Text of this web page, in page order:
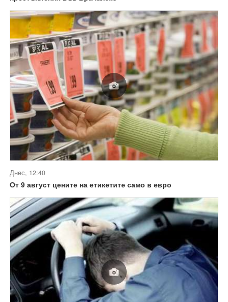
Днес, 12:40
От 9 август цените на етикетите само в евро